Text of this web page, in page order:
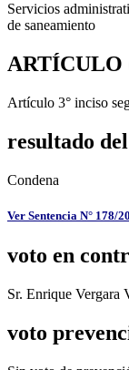
Servicios
de saneamiento
ARTÍCULO
Artículo 3° inciso
resultado
Condena
Ver Sentencia N° 178/
voto en
Sr. Enrique Vergara
voto